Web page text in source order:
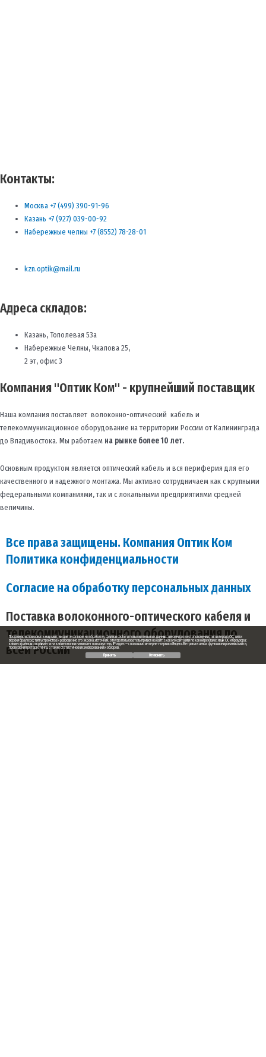
Контакты:
Москва +7 (499) 390-91-96
Казань +7 (927) 039-00-92
Набережные челны +7 (8552) 78-28-01
kzn.optik@mail.ru
Адреса складов:
Казань, Тополевая 53а
Набережные Челны, Чкалова 25,
2 эт, офис 3
Компания "Оптик Ком" - крупнейший поставщик
Наша компания поставляет волоконно-оптический кабель и
телекоммуникационное оборудование на территории России от Калининграда
до Владивостока. Мы работаем на рынке более 10 лет.
Основным продуктом является оптический кабель и вся периферия для его
качественного и надежного монтажа. Мы активно сотрудничаем как с крупными
федеральными компаниями, так и с локальными предприятиями средней
величины.
Все права защищены. Компания Оптик Ком
Политика конфиденциальности
Согласие на обработку персональных данных
Поставка волоконного-оптического кабеля и
телекоммуникационного оборудования по
всей России
Продолжая использовать наш сайт, вы даете согласие на обработку файлов cookie и пользовательских данных: сведения о местоположении; тип и версия ОС; тип и
версия браузера; тип устройства и разрешение его экрана; источник, откуда пользователь пришел на сайт; с какого сайта или по какой рекламе; язык ОС и браузера;
какие страницы открывает и на какие кнопки нажимает пользователь; IP-адрес — с помощью интернет-сервиса Яндекс.Метрика в целях функционирования сайта,
проведения ретаргетинга, а также статистических исследований и обзоров.
Принять
Отклонить